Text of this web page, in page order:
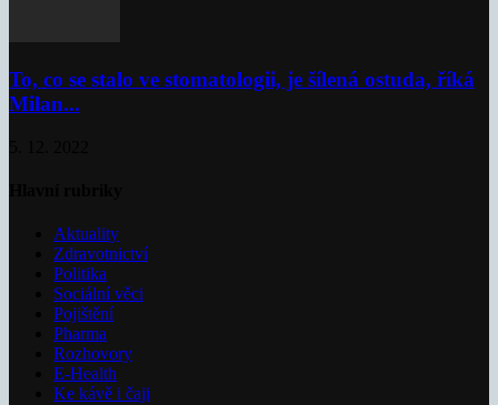
To, co se stalo ve stomatologii, je šílená ostuda, říká
Milan...
Aktuality
Zdravotnictví
Politika
Sociální věci
Pojištění
Pharma
Rozhovory
E-Health
Ke kávě i čaji